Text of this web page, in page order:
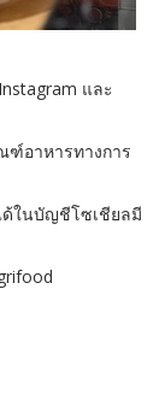
และ
ฑ์อาหารทางการ
ด้ในบัญชีโซเชียลมี